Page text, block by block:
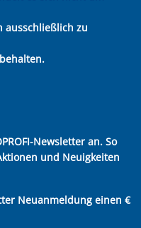
ausschließlich zu
Newsletter an. So
und Neuigkeiten
Neuanmeldung einen €